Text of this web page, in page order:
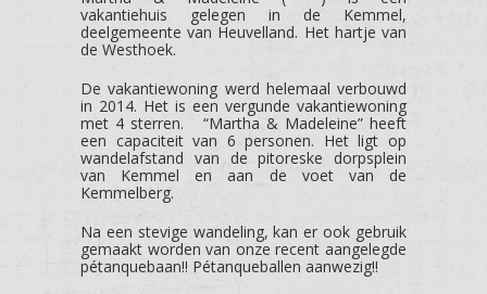
vakantiehuis gelegen in de Kemmel,
deelgemeente van Heuvelland. Het hartje van
de Westhoek.
De vakantiewoning werd helemaal verbouwd
in 2014. Het is een vergunde vakantiewoning
met 4 sterren. “Martha & Madeleine” heeft
een capaciteit van 6 personen. Het ligt op
wandelafstand van de pitoreske dorpsplein
van Kemmel en aan de voet van de
Kemmelberg.
Na een stevige wandeling, kan er ook gebruik
gemaakt worden van onze recent aangelegde
pétanquebaan!! Pétanqueballen aanwezig!!